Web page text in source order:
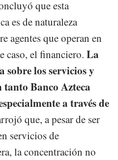
que esta
es de naturaleza
agentes que operan en
caso, el financiero. La
sobre los servicios y
Banco Azteca
a través de
que, a pesar de ser
servicios de
la concentración no